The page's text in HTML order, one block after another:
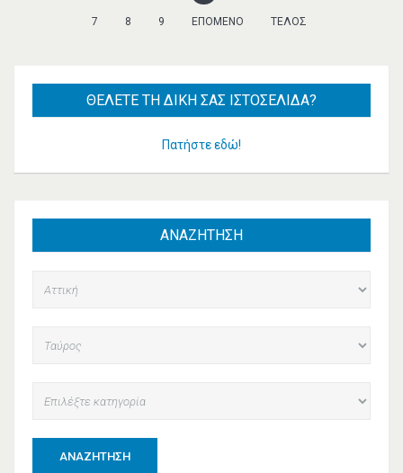
7 8 9 ΕΠΌΜΕΝΟ ΤΈΛΟΣ
ΘΈΛΕΤΕ ΤΗ ΔΙΚΉ ΣΑΣ ΙΣΤΟΣΕΛΊΔΑ?
Πατήστε εδώ!
ΑΝΑΖΗΤΗΣΗ
ΑΝΑΖΉΤΗΣΗ